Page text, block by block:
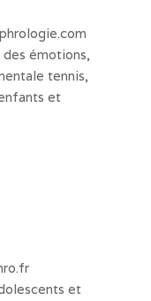
émotions,
tennis,
et
et